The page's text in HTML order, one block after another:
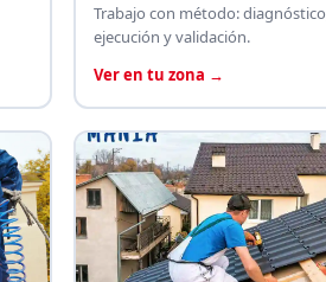
Trabajo con método: diagnóstico,
ejecución y validación.
Ver en tu zona →